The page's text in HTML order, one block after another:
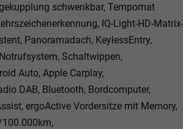
schwenkbar, Tempomat
IQ-Light-HD-Matrix-
Panoramadach, KeylessEntry,
Schaltwippen,
Auto, Apple Carplay,
DAB, Bluetooth, Bordcomputer,
ergoActive Vordersitze mit Memory,
100.000km,